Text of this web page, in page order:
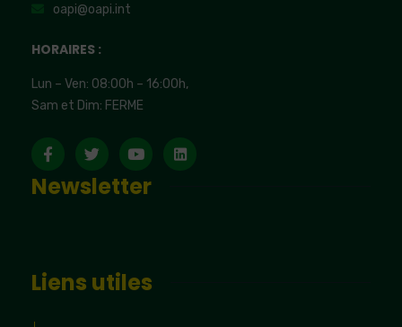
oapi@oapi.int
HORAIRES :
Lun – Ven: 08:00h – 16:00h,
Sam et Dim: FERME
Newsletter
Liens utiles